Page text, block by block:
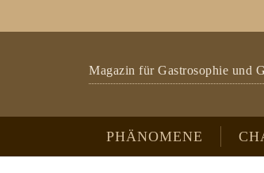
Magazin für Gastrosophie und
PHÄNOMENE